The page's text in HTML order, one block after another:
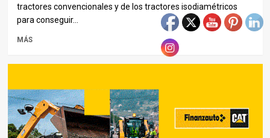
tractores convencionales y de los tractores isodiamétricos
para conseguir...
MÁS